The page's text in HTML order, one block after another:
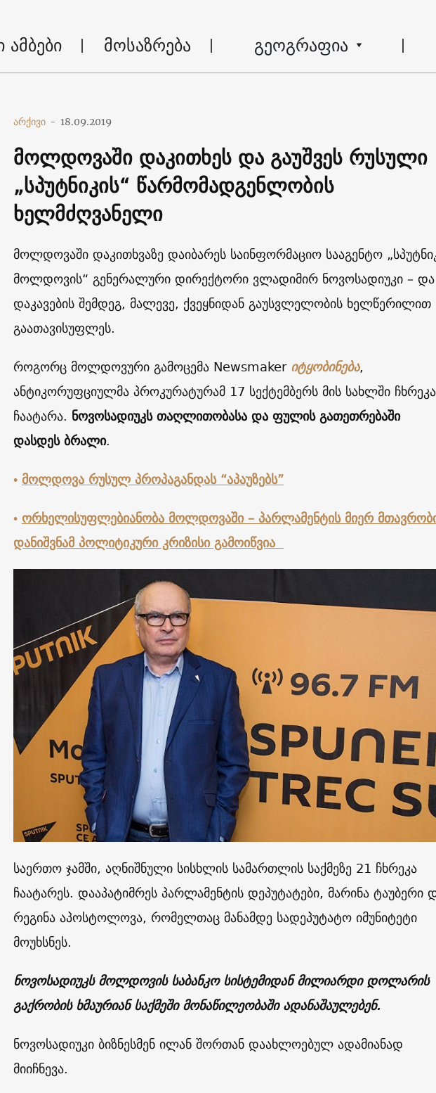
მოსაზრება გეოგრაფია
არქივი - 18.09.2019
მოლდოვაში დაკითხეს და გაუშვეს რუსული
„სპუტნიკის“ წარმომადგენლობის
ხელმძღვანელი
მოლდოვაში დაკითხვაზე დაიბარეს საინფორმაციო სააგენტო
მოლდოვის“ გენერალური დირექტორი ვლადიმირ ნოვოსადიუკი – და
დაკავების შემდეგ, მალევე, ქვეყნიდან გაუსვლელობის ხელწერილით
გაათავისუფლეს.
როგორც მოლდოვური გამოცემა Newsmaker იტყობინება,
ანტიკორუფციულმა პროკურატურამ 17 სექტემბერს მის სახლში ჩხრეკა
ჩაატარა. ნოვოსადიუკს თაღლითობასა და ფულის გათეთრებაში
დასდეს ბრალი.
•მოლდოვა რუსულ პროპაგანდას “აპაუზებს”
•ორხელისუფლებიანობა მოლდოვაში – პარლამენტის მიერ
დანიშვნამ პოლიტიკური კრიზისი გამოიწვია
საერთო ჯამში, აღნიშნული სისხლის სამართლის საქმეზე 21 ჩხრეკა
ჩაატარეს. დააპატიმრეს პარლამენტის დეპუტატები, მარინა ტაუბერი
რეგინა აპოსტოლოვა, რომელთაც მანამდე სადეპუტატო იმუნიტეტი
მოუხსნეს.
ნოვოსადიუკს მოლდოვის საბანკო სისტემიდან მილიარდი დოლარის
გაქრობის ხმაურიან საქმეში მონაწილეობაში ადანაშაულებენ.
ნოვოსადიუკი ბიზნესმენ ილან შორთან დაახლოებულ ადამიანად
მიიჩნევა.